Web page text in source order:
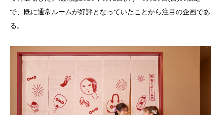
で、既に通常ルームが好評となっていたことから注目の企画であ
る。